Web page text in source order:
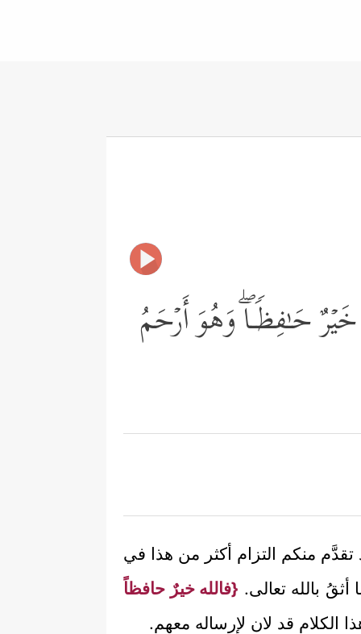
حَـٰفِظࣰـاۖ وَهُوَ أَرۡحَمُ
تقدَّم منكم التزام أكثر من هذا في
بالله تعالى. {فالله خيرٌ حافظاً
الكلام قد لان لإرساله معهم.